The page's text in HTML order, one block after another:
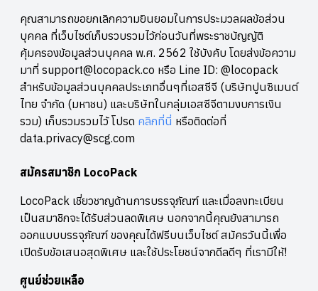
คุณสามารถขอยกเลิกความยินยอมในการประมวลผลข้อส่วน
บุคคล ที่เว็บไซต์เก็บรวบรวมไว้ก่อนวันที่พระราชบัญญัติ
คุ้มครองข้อมูลส่วนบุคคล พ.ศ. 2562 ใช้บังคับ โดยส่งข้อความ
มาที่ support@locopack.co หรือ Line ID: @locopack
สำหรับข้อมูลส่วนบุคคลประเภทอื่นๆที่เอสซีจี (บริษัทปูนซิเมนต์
ไทย จำกัด (มหาชน) และบริษัทในกลุ่มเอสซีจีตามงบการเงิน
รวม) เก็บรวมรวมไว้ โปรด คลิกที่นี่ หรือติดต่อที่
data.privacy@scg.com
สมัครสมาชิก LocoPack
LocoPack เชี่ยวชาญด้านการบรรจุภัณฑ์ และเมื่อลงทะเบียน
เป็นสมาชิกจะได้รับส่วนลดพิเศษ นอกจากนี้คุณยังสามารถ
ออกแบบบรรจุภัณฑ์ ของคุณได้ฟรีบนเว็บไซต์ สมัครวันนี้เพื่อ
เปิดรับข้อเสนอสุดพิเศษ และใช้ประโยชน์จากดีลดีๆ ที่เรามีให้!
ศูนย์ช่วยเหลือ